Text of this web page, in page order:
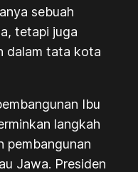
sebuah
tetapi juga
dalam tata kota
Ibu
langkah
pembangunan
Jawa. Presiden